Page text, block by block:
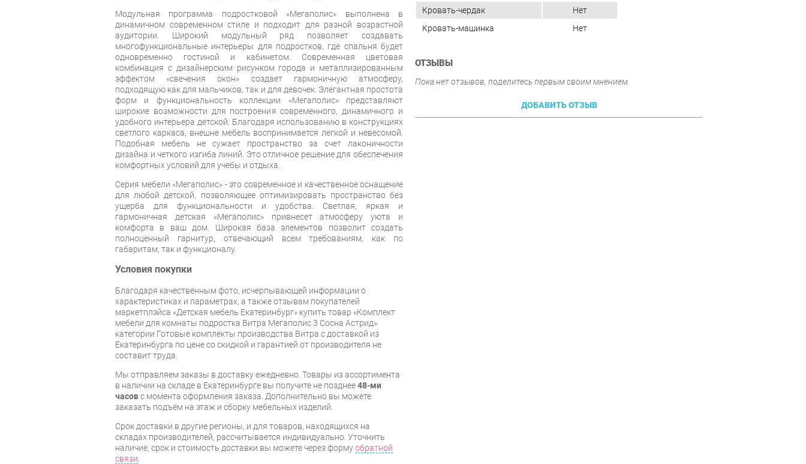
Модульная программа подростковой «Мегаполис» выполнена в
динамичном современном стиле и подходит для разной возрастной
аудитории. Широкий модульный ряд позволяет создавать
многофункциональные интерьеры для подростков, где спальня будет
одновременно гостиной и кабинетом. Современная цветовая
комбинация с дизайнерским рисунком города и металлизированным
эффектом «свечения окон» создает гармоничную атмосферу,
подходящую как для мальчиков, так и для девочек. Элегантная простота
форм и функциональность коллекции «Мегаполис» представляют
широкие возможности для построения современного, динамичного и
удобного интерьера детской. Благодаря использованию в конструкциях
светлого каркаса, внешне мебель воспринимается легкой и невесомой.
Подобная мебель не сужает пространство за счет лаконичности
дизайна и четкого изгиба линий. Это отличное решение для обеспечения
комфортных условий для учебы и отдыха.
Серия мебели «Мегаполис» - это современное и качественное оснащение
для любой детской, позволяющее оптимизировать пространство без
ущерба для функциональности и удобства. Светлая, яркая и
гармоничная детская «Мегаполис» привнесет атмосферу уюта и
комфорта в ваш дом. Широкая база элементов позволит создать
полноценный гарнитур, отвечающий всем требованиям, как по
габаритам, так и функционалу.
Условия покупки
Благодаря качественным фото, исчерпывающей информации о
характеристиках и параметрах, а также отзывам покупателей
маркетплэйса «Детская мебель Екатеринбург» купить товар «Комплект
мебели для комнаты подростка Витра Мегаполис 3 Сосна Астрид»
категории Готовые комплекты производства Витра с доставкой из
Екатеринбурга по цене со скидкой и гарантией от производителя не
составит труда.
Мы отправляем заказы в доставку ежедневно. Товары из ассортимента
в наличии на складе в Екатеринбурге вы получите не позднее48-ми
часовс момента оформления заказа. Дополнительно вы можете
заказать подъём на этаж и сборку мебельных изделий.
Срок доставки в другие регионы, и для товаров, находящихся на
складах производителей, рассчитывается индивидуально. Уточнить
наличие, срок и стоимость доставки вы можете через формуобратной
связи
Кровать-чердак
Нет
Кровать-машинка
Нет
ОТЗЫВЫ
Пока нет отзывов, поделитесь первым своим мнением.
ДОБАВИТЬ ОТЗЫВ